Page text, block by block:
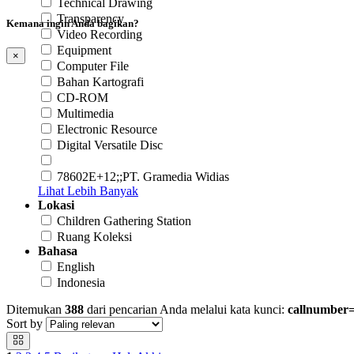
Technical Drawing
Transparency
Video Recording
Equipment
Computer File
Bahan Kartografi
CD-ROM
Multimedia
Electronic Resource
Digital Versatile Disc
78602E+12;;PT. Gramedia Widias
Lihat Lebih Banyak
Lokasi
Children Gathering Station
Ruang Koleksi
Bahasa
English
Indonesia
Ditemukan 388 dari pencarian Anda melalui kata kunci:
Sort by
Kemana ingin Anda bagikan?
×